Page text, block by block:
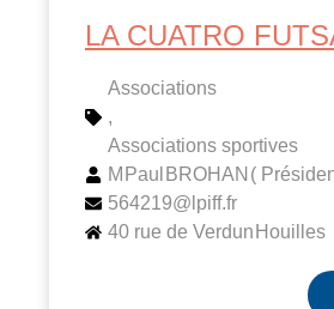
LA CUATRO
Associations
,
Associations sportives
M Paul BROHAN (
564219@lpiff.fr
40 rue de Verdun Houilles